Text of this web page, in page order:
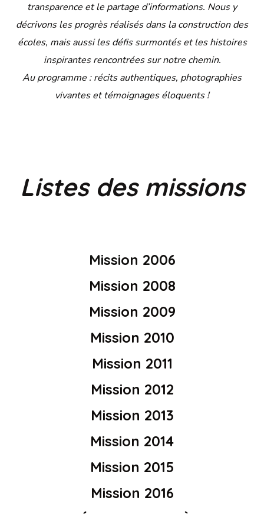
transparence et le partage d’informations. Nous y
décrivons les progrès réalisés dans la construction des
écoles, mais aussi les défis surmontés et les histoires
inspirantes rencontrées sur notre chemin.
Au programme : récits authentiques, photographies
vivantes et témoignages éloquents !
Listes des missions
Mission 2006
Mission 2008
Mission 2009
Mission 2010
Mission 2011
Mission 2012
Mission 2013
Mission 2014
Mission 2015
Mission 2016